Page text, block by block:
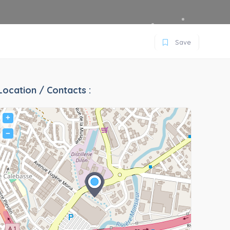
Save
/ Contacts :
+
−